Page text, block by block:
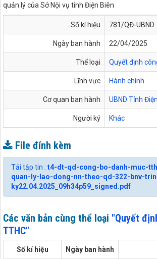
quản lý của Sở Nội vụ tỉnh Điện Biên
Số kí hiệu 781/QĐ-UBND
Ngày ban hành 22/04/2025
Thể loại Quyết định
Lĩnh vực Hành chính
Cơ quan ban hành UBND Tỉnh
Người ký Khác
File đính kèm
Tải tập tin : t4-dt-qd-cong-bo-danh-muc-
quan-ly-lao-dong-nn-theo-qd-322-bnv-
ky22.04.2025_09h34p59_signed.pdf
Các văn bản cùng thể loại "Quyết
TTHC"
Số kí hiệu Ngày ban hành